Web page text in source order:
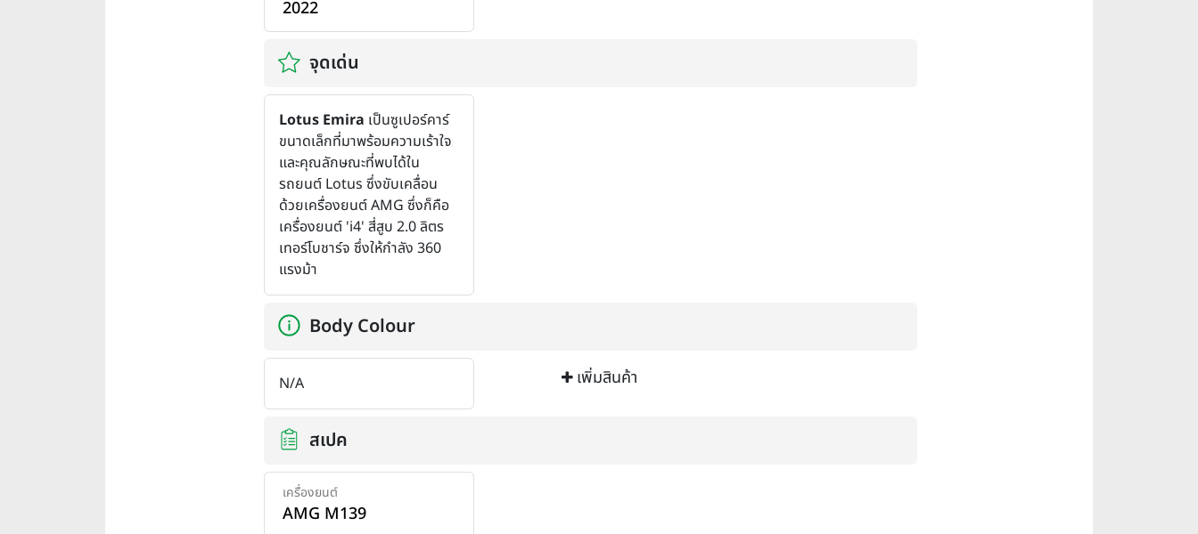
เพิ่มสินค้า
2022
จุดเด่น
Lotus Emira เป็นซูเปอร์คาร์
ขนาดเล็กที่มาพร้อมความเร้าใจ
และคุณลักษณะที่พบได้ใน
รถยนต์ Lotus ซึ่งขับเคลื่อน
ด้วยเครื่องยนต์ AMG ซึ่งก็คือ
เครื่องยนต์ 'i4' สี่สูบ 2.0 ลิตร
เทอร์โบชาร์จ ซึ่งให้กำลัง 360
แรงม้า
Body Colour
N/A
สเปค
เครื่องยนต์
AMG M139